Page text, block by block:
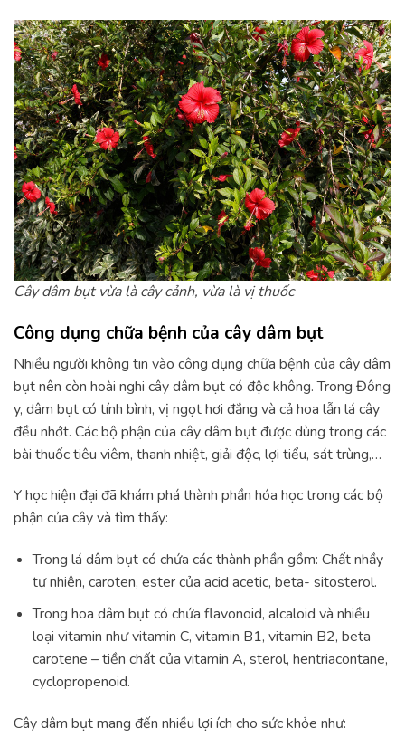
Cây dâm bụt vừa là cây cảnh, vừa là vị thuốc
Công dụng chữa bệnh của cây dâm bụt
Nhiều người không tin vào công dụng chữa bệnh của cây dâm
bụt nên còn hoài nghi cây dâm bụt có độc không. Trong Đông
y, dâm bụt có tính bình, vị ngọt hơi đắng và cả hoa lẫn lá cây
đều nhớt. Các bộ phận của cây dâm bụt được dùng trong các
bài thuốc tiêu viêm, thanh nhiệt, giải độc, lợi tiểu, sát trùng,…
Y học hiện đại đã khám phá thành phần hóa học trong các bộ
phận của cây và tìm thấy:
Trong lá dâm bụt có chứa các thành phần gồm: Chất nhầy
tự nhiên, caroten, ester của acid acetic, beta- sitosterol.
Trong hoa dâm bụt có chứa flavonoid, alcaloid và nhiều
loại vitamin như vitamin C, vitamin B1, vitamin B2, beta
carotene – tiền chất của vitamin A, sterol, hentriacontane,
cyclopropenoid.
Cây dâm bụt mang đến nhiều lợi ích cho sức khỏe như: